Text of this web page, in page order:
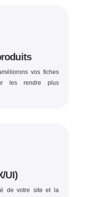
vos fiches
les rendre plus
UI)
de votre site et la